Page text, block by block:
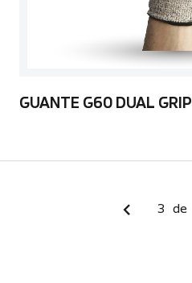
GUANTE G60 DUAL GRIP
3 de